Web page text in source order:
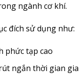
ngành cơ khí.
đích sử dụng như:
phức tạp cao
ngắn thời gian gia